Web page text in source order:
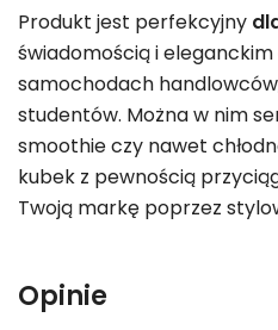
Produkt jest perfekcyjny
świadomością i
samochodach
studentów. Można w nim
smoothie czy nawet
kubek z pewnością
Twoją markę poprzez
Opinie